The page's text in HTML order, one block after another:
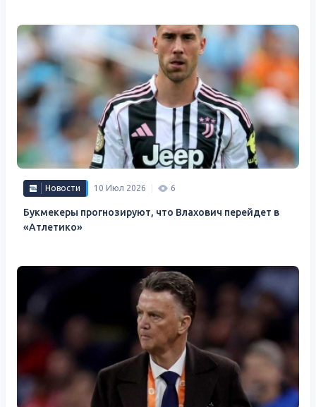
Новости 10 Июл 2026 6
Букмекеры прогнозируют, что Влахович перейдет в
«Атлетико»